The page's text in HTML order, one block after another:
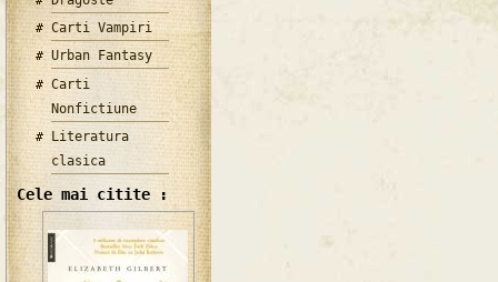
Carti Vampiri
Urban Fantasy
Carti
Nonfictiune
Literatura
clasica
Cele mai citite :